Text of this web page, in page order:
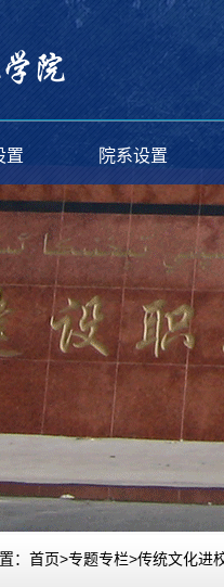
置 院系设置
： 首页>专题专栏>传统文化进